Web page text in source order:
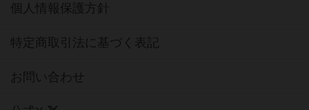
個人情報保護方針
特定商取引法に基づく表記
お問い合わせ